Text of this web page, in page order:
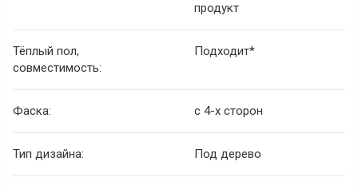
продукт
Тёплый пол,
совместимость:
Подходит*
Фаска: с 4-х сторон
Тип дизайна: Под дерево